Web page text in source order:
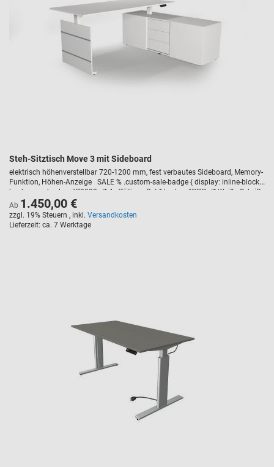
Steh-Sitztisch Move 3 mit Sideboard
elektrisch höhenverstellbar 720-1200 mm, fest verbautes Sideboard, Memory-
Funktion, Höhen-Anzeige SALE % .custom-sale-badge { display: inline-block;
background-color: #ff0000; /* Auffälliges Rot */ color: #ffffff; /* Weiße Schrift
*/ font-weight: bold; text-transform: uppercase; padding: 5px 10px; border-
Ab 1.450,00 €
zzgl. 19% Steuern , inkl. Versandkosten
Lieferzeit ca. 7 Werktage